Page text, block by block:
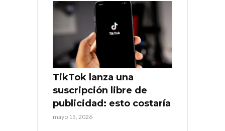
TikTok lanza una
suscripción libre de
publicidad: esto costaría
mayo 15, 2026